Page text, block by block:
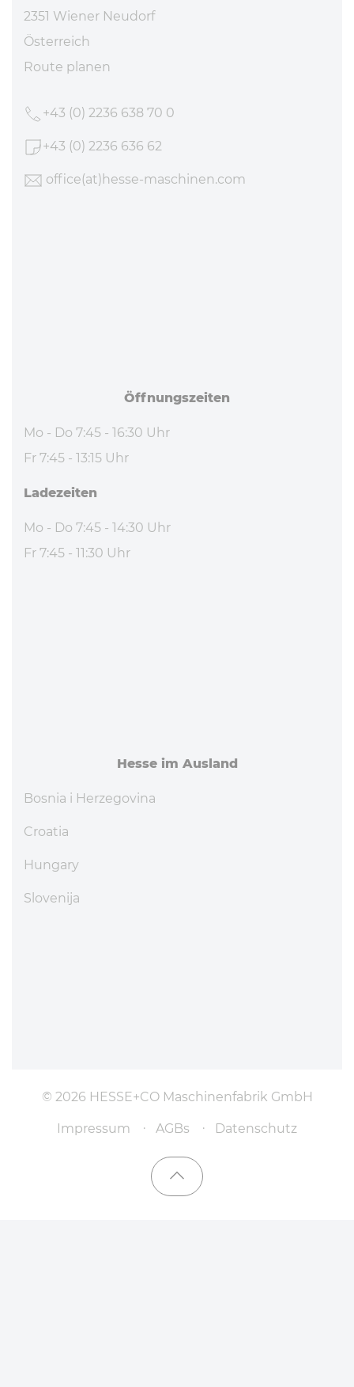
2351 Wiener Neudorf
Österreich
Route planen
+43 (0) 2236 638 70 0
+43 (0) 2236 636 62
office(at)hesse-maschinen.com
Öff­nungs­zei­ten
Mo - Do 7:45 - 16:30 Uhr
Fr 7:45 - 13:15 Uhr
La­de­zei­ten
Mo - Do 7:45 - 14:30 Uhr
Fr 7:45 - 11:30 Uhr
Hesse im Ausland
Bosnia i Herzegovina
Croatia
Hungary
Slovenija
© 2026 HESSE+CO Maschinenfabrik GmbH
Impressum AGBs Datenschutz
Nach oben scrollen